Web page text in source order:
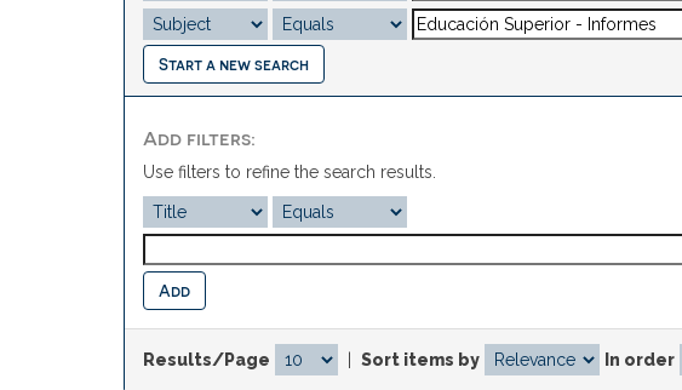
Start a new search
Add filters:
Use filters to refine the search results.
Results/Page Sort items by In order